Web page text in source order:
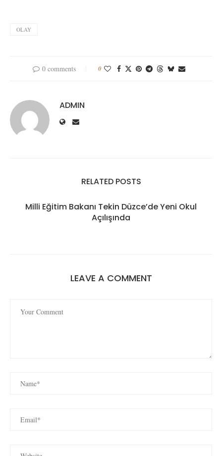
OLAY
0 comments 0
ADMIN
RELATED POSTS
Milli Eğitim Bakanı Tekin Düzce’de Yeni Okul
Açılışında
LEAVE A COMMENT